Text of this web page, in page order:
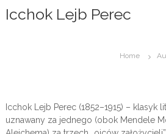
Icchok Lejb Perec
Home
Icchok Lejb Perec (1852–1915) – klasyk
uznawany za jednego (obok Mendele